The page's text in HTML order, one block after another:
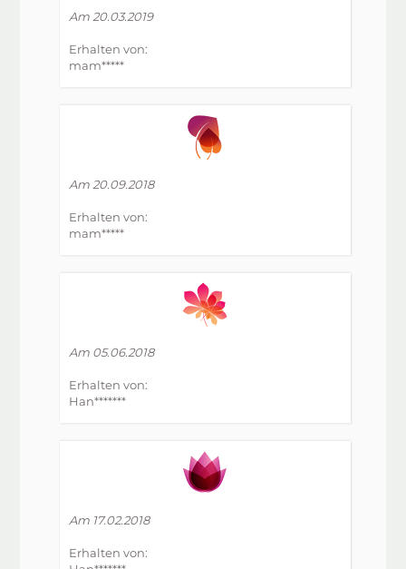
Am 20.03.2019
Erhalten von:
mam*****
Am 20.09.2018
Erhalten von:
mam*****
Am 05.06.2018
Erhalten von:
Han*******
Am 17.02.2018
Erhalten von: